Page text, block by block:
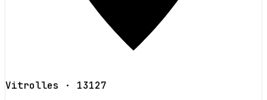
Vitrolles · 13127